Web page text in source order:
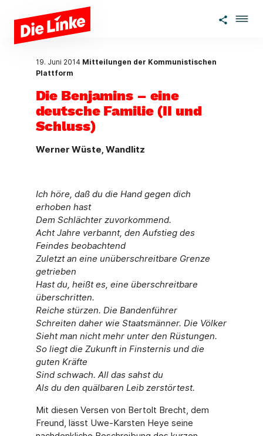
Zum Hauptinhalt springen
19. Juni 2014 Mitteilungen der Kommunistischen
Plattform
Die Benjamins – eine
deutsche Familie (II und
Schluss)
Werner Wüste, Wandlitz
Ich höre, daß du die Hand gegen dich
erhoben hast
Dem Schlächter zuvorkommend.
Acht Jahre verbannt, den Aufstieg des
Feindes beobachtend
Zuletzt an eine unüberschreitbare Grenze
getrieben
Hast du, heißt es, eine überschreitbare
überschritten.
Reiche stürzen. Die Bandenführer
Schreiten daher wie Staatsmänner. Die Völker
Sieht man nicht mehr unter den Rüstungen.
So liegt die Zukunft in Finsternis und die
guten Kräfte
Sind schwach. All das sahst du
Als du den quälbaren Leib zerstörtest.
Mit diesen Versen von Bertolt Brecht, dem
Freund, lässt Uwe-Karsten Heye seine